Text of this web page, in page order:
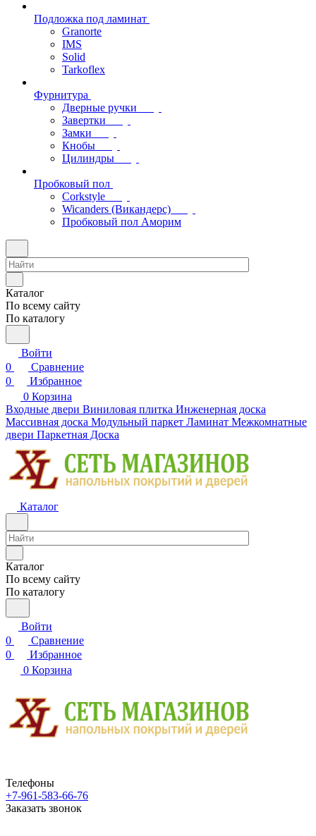
Подложка под ламинат
Granorte
IMS
Solid
Tarkoflex
Фурнитура
Дверные ручки
Завертки
Замки
Кнобы
Цилиндры
Пробковый пол
Corkstyle
Wicanders (Викандерс)
Пробковый пол Аморим
Каталог
По всему сайту
По каталогу
Войти
0
Сравнение
0
Избранное
0 Корзина
Входные двери Виниловая плитка Инженерная доска
Массивная доска Модульный паркет Ламинат Межкомнатные
двери Паркетная Доска
Каталог
Каталог
По всему сайту
По каталогу
Войти
0
Сравнение
0
Избранное
0 Корзина
Телефоны
+7-961-583-66-76
Заказать звонок